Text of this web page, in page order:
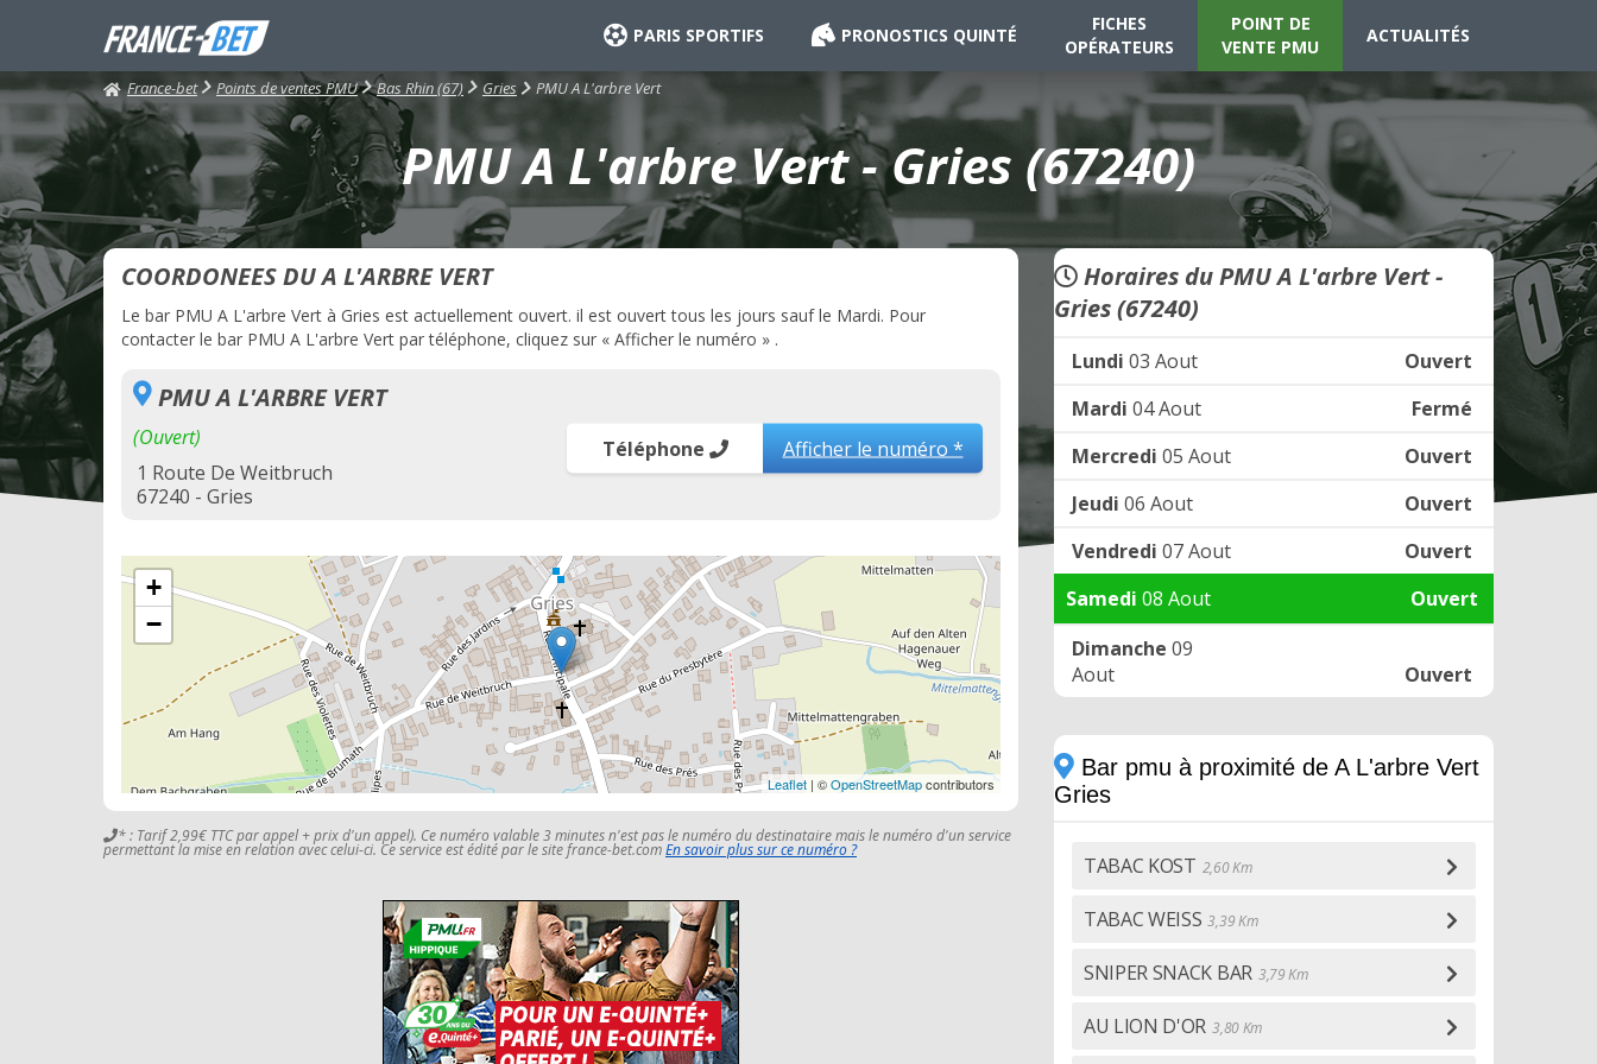
PARIS SPORTIFS PRONOSTICS QUINTÉ
FICHES
OPÉRATEURS
POINT DE
VENTE PMU
ACTUALITÉS
France-bet Points de ventes PMU Bas Rhin (67) Gries PMU A L'arbre Vert
PMU A L'arbre Vert - Gries (67240)
COORDONEES DU A L'ARBRE VERT
Le bar PMU A L'arbre Vert à Gries est actuellement ouvert. il est ouvert tous les jours sauf le Mardi. Pour
contacter le bar PMU A L'arbre Vert par téléphone, cliquez sur « Afficher le numéro » .
PMU A L'ARBRE VERT
(Ouvert)
1 Route De Weitbruch
67240 - Gries
Téléphone Afficher le numéro *
+
−
Leaflet | ©OpenStreetMapcontributors
* : Tarif 2,99€ TTC par appel + prix d'un appel). Ce numéro valable 3 minutes n'est pas le numéro du destinataire mais le numéro d'un service
permettant la mise en relation avec celui-ci. Ce service est édité par le site france-bet.comEn savoir plus sur ce numéro ?
Horaires du PMU A L'arbre Vert -
Gries (67240)
Lundi 03 Aout
Ouvert
Mardi 04 Aout
Fermé
Mercredi 05 Aout
Ouvert
Jeudi 06 Aout
Ouvert
Vendredi 07 Aout
Ouvert
Samedi 08 Aout
Ouvert
Dimanche 09
Aout
Ouvert
Bar pmu à proximité de A L'arbre Vert
Gries
TABAC KOST 2,60 Km
TABAC WEISS 3,39 Km
SNIPER SNACK BAR 3,79 Km
AU LION D'OR 3,80 Km